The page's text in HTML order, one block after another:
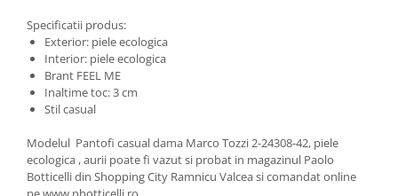
Specificatii produs:
Exterior: piele ecologica
Interior: piele ecologica
Brant FEEL ME
Inaltime toc: 3 cm
Stil casual
Modelul Pantofi casual dama Marco Tozzi 2-24308-42, piele
ecologica , aurii poate fi vazut si probat in magazinul Paolo
Botticelli din Shopping City Ramnicu Valcea si comandat online